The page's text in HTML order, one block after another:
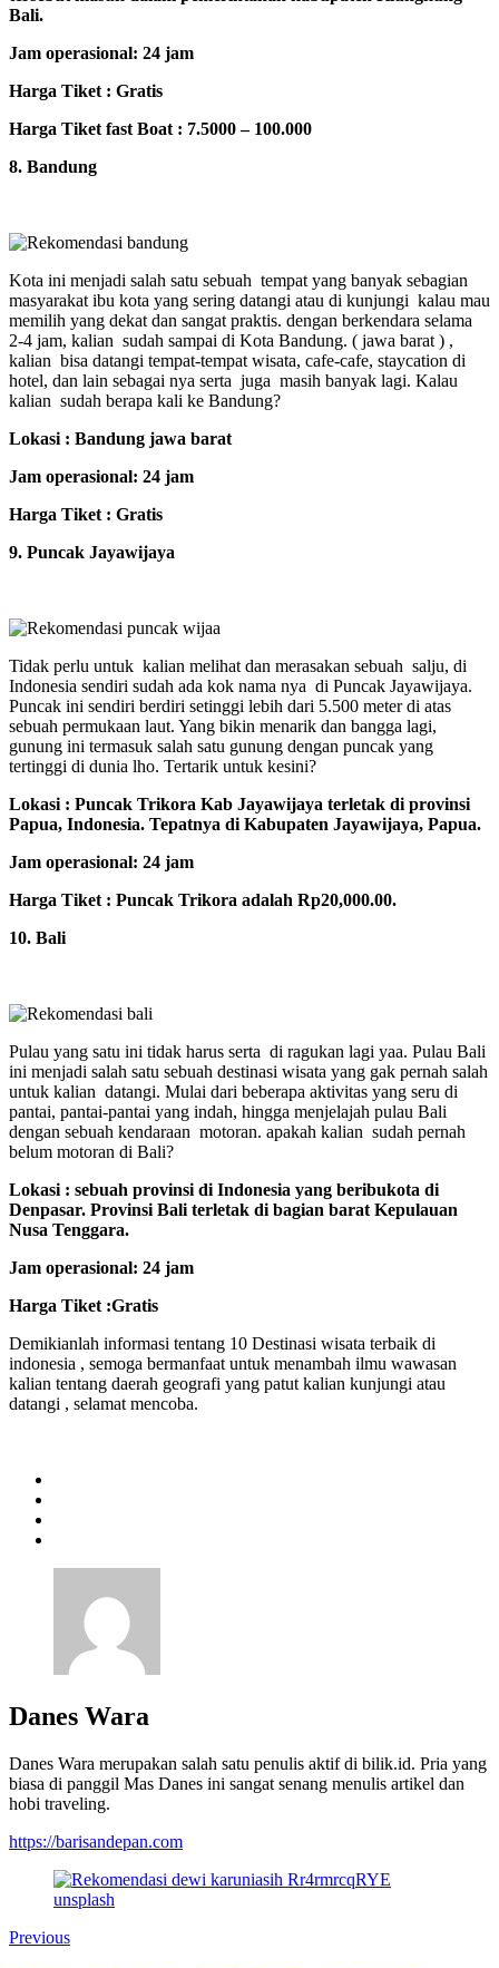
Bali.
Jam operasional: 24 jam
Harga Tiket : Gratis
Harga Tiket fast Boat : 7.5000 – 100.000
8. Bandung
Kota ini menjadi salah satu sebuah tempat yang banyak sebagian
masyarakat ibu kota yang sering datangi atau di kunjungi kalau mau
memilih yang dekat dan sangat praktis. dengan berkendara selama
2-4 jam, kalian sudah sampai di Kota Bandung. ( jawa barat ) ,
kalian bisa datangi tempat-tempat wisata, cafe-cafe, staycation di
hotel, dan lain sebagai nya serta juga masih banyak lagi. Kalau
kalian sudah berapa kali ke Bandung?
Lokasi : Bandung jawa barat
Jam operasional: 24 jam
Harga Tiket : Gratis
9. Puncak Jayawijaya
Tidak perlu untuk kalian melihat dan merasakan sebuah salju, di
Indonesia sendiri sudah ada kok nama nya di Puncak Jayawijaya.
Puncak ini sendiri berdiri setinggi lebih dari 5.500 meter di atas
sebuah permukaan laut. Yang bikin menarik dan bangga lagi,
gunung ini termasuk salah satu gunung dengan puncak yang
tertinggi di dunia lho. Tertarik untuk kesini?
Lokasi : Puncak Trikora Kab Jayawijaya terletak di provinsi
Papua, Indonesia. Tepatnya di Kabupaten Jayawijaya, Papua.
Jam operasional: 24 jam
Harga Tiket : Puncak Trikora adalah Rp20,000.00.
10. Bali
Pulau yang satu ini tidak harus serta di ragukan lagi yaa. Pulau Bali
ini menjadi salah satu sebuah destinasi wisata yang gak pernah salah
untuk kalian datangi. Mulai dari beberapa aktivitas yang seru di
pantai, pantai-pantai yang indah, hingga menjelajah pulau Bali
dengan sebuah kendaraan motoran. apakah kalian sudah pernah
belum motoran di Bali?
Lokasi : sebuah provinsi di Indonesia yang beribukota di
Denpasar. Provinsi Bali terletak di bagian barat Kepulauan
Nusa Tenggara.
Jam operasional: 24 jam
Harga Tiket :Gratis
Demikianlah informasi tentang 10 Destinasi wisata terbaik di
indonesia , semoga bermanfaat untuk menambah ilmu wawasan
kalian tentang daerah geografi yang patut kalian kunjungi atau
datangi , selamat mencoba.
Danes Wara
Danes Wara merupakan salah satu penulis aktif di bilik.id. Pria yang
biasa di panggil Mas Danes ini sangat senang menulis artikel dan
hobi traveling.
https://barisandepan.com
Previous